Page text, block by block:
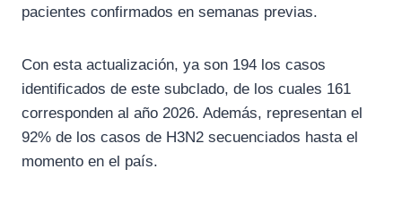
pacientes confirmados en semanas previas.
Con esta actualización, ya son 194 los casos
identificados de este subclado, de los cuales 161
corresponden al año 2026. Además, representan el
92% de los casos de H3N2 secuenciados hasta el
momento en el país.